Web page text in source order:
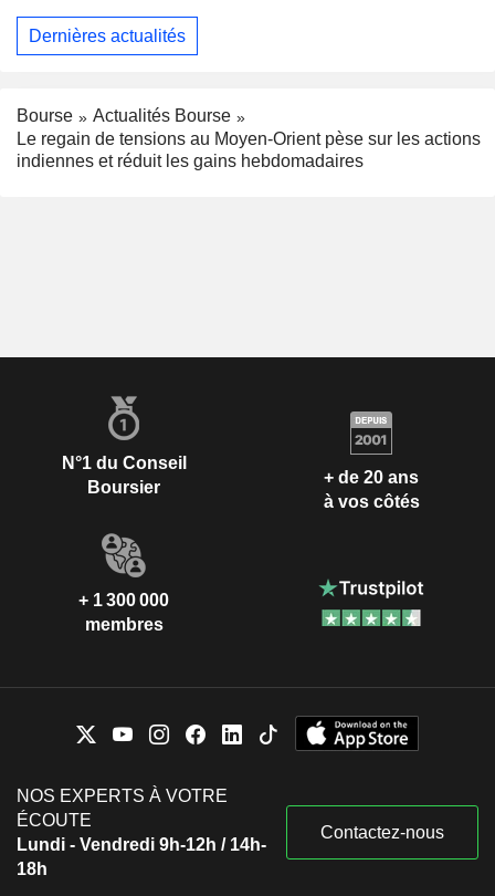
Dernières actualités
Bourse
Actualités Bourse
Le regain de tensions au Moyen-Orient pèse sur les actions
indiennes et réduit les gains hebdomadaires
N°1 du Conseil
Boursier
+ de 20 ans
à vos côtés
+ 1 300 000
membres
NOS EXPERTS À VOTRE
ÉCOUTE
Lundi - Vendredi 9h-12h / 14h-
18h
Contactez-nous